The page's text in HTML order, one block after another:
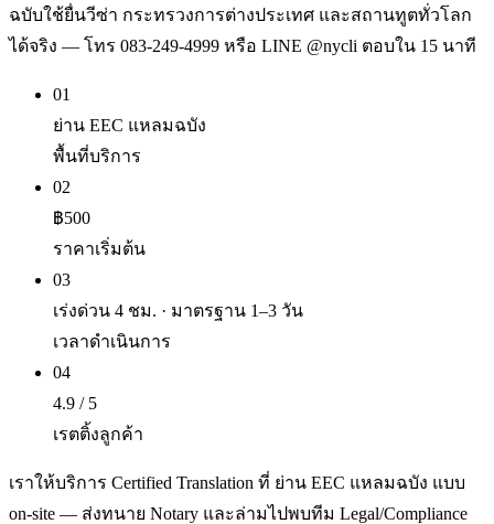
ฉบับใช้ยื่นวีซ่า กระทรวงการต่างประเทศ และสถานทูตทั่วโลก
ได้จริง — โทร 083-249-4999 หรือ LINE @nycli ตอบใน 15 นาที
01
ย่าน EEC แหลมฉบัง
พื้นที่บริการ
02
฿500
ราคาเริ่มต้น
03
เร่งด่วน 4 ชม. · มาตรฐาน 1–3 วัน
เวลาดำเนินการ
04
4.9 / 5
เรตติ้งลูกค้า
เราให้บริการ Certified Translation ที่ ย่าน EEC แหลมฉบัง แบบ
on-site — ส่งทนาย Notary และล่ามไปพบทีม Legal/Compliance